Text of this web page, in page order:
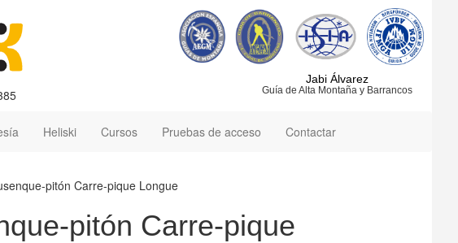
Jabi Álvarez
Guía de Alta Montaña y Barrancos
Heliski Cursos Pruebas de acceso Contactar
pitón Carre-pique Longue
pitón Carre-pique